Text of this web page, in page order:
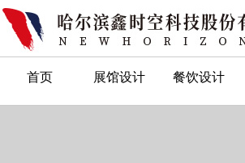
首页 展馆设计 餐饮设计